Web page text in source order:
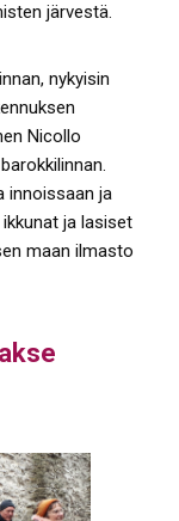
järvestä.
nykyisin
Nicollo
innoissaan ja
ja lasiset
maan ilmasto